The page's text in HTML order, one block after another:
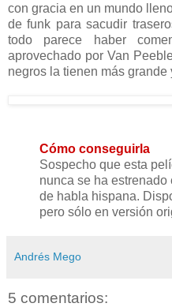
con gracia en un mundo
de funk para sacudir
todo parece haber
aprovechado por Van
negros la tienen más grande
Cómo conseguirla
Sospecho que esta
nunca se ha estrenado
de habla hispana.
pero sólo en versión
Andrés Mego
5 comentarios: